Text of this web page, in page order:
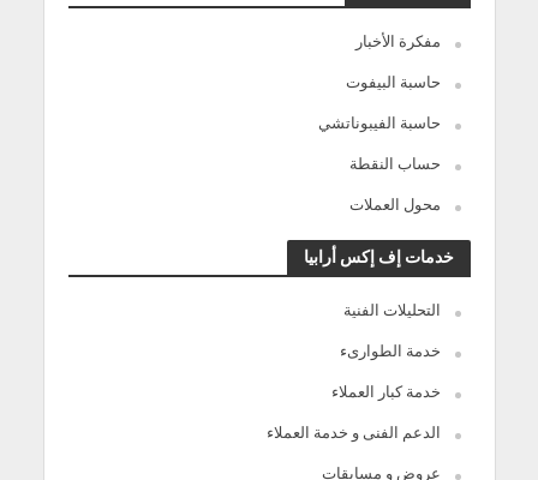
مفكرة الأخبار
حاسبة البيفوت
حاسبة الفيبوناتشي
حساب النقطة
محول العملات
خدمات إف إكس أرابيا
التحليلات الفنية
خدمة الطوارىء
خدمة كبار العملاء
الدعم الفنى و خدمة العملاء
عروض و مسابقات